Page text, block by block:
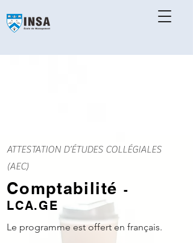
ATTESTATION D’ÉTUDES COLLÉGIALES
(AEC)
Comptabilité -
LCA.GE
Le programme est offert en français.